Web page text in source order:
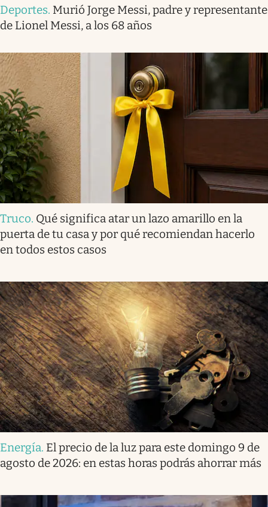
Deportes. Murió Jorge Messi, padre y representante
de Lionel Messi, a los 68 años
Truco. Qué significa atar un lazo amarillo en la
puerta de tu casa y por qué recomiendan hacerlo
en todos estos casos
Energía. El precio de la luz para este domingo 9 de
agosto de 2026: en estas horas podrás ahorrar más